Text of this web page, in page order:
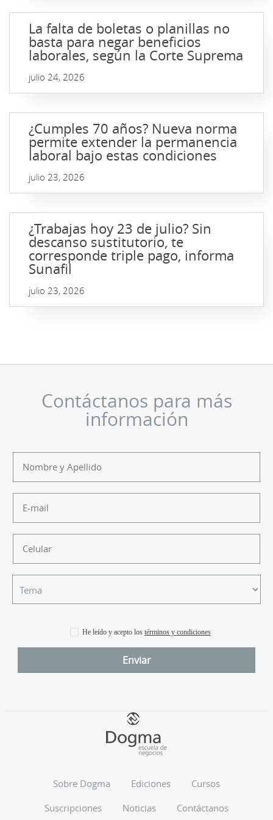
La falta de boletas o planillas no
basta para negar beneficios
laborales, según la Corte Suprema
julio 24, 2026
¿Cumples 70 años? Nueva norma
permite extender la permanencia
laboral bajo estas condiciones
julio 23, 2026
¿Trabajas hoy 23 de julio? Sin
descanso sustitutorio, te
corresponde triple pago, informa
Sunafil
julio 23, 2026
Contáctanos para más
información
He leído y acepto los términos y condiciones
Sobre Dogma Ediciones
Cursos
Suscripciones
Noticias Contáctanos